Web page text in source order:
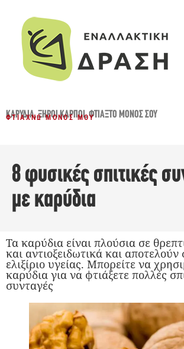
ΚΑΡΎΔΙΑ,ΞΗΡΟΊ ΚΑΡΠΟΊ,ΦΤΙΆΞΤΟ ΜΌΝΟΣ ΣΟΥ
ΦΤΙΆΧΝΩ ΜΌΝΟΣ ΜΟΥ
8 φυσικές σπιτικές
με καρύδια
Τα καρύδια είναι πλούσια σε
και αντιοξειδωτικά και
ελιξίριο υγείας. Μπορείτε να
καρύδια για να φτιάξετε πολλές
συνταγές